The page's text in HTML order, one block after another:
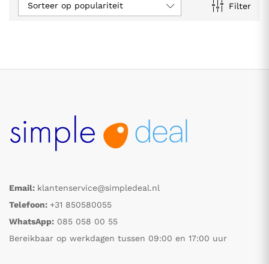
Filter
Sorteer op populariteit
Email: klantenservice@simpledeal.nl
Telefoon: +31 850580055
WhatsApp: 085 058 00 55
Bereikbaar op werkdagen tussen 09:00 en 17:00 uur